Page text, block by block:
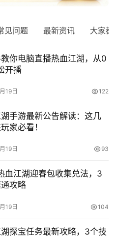
见问题 最新资讯 大家都
你电脑直播热血江湖，从0
开播
19日 122
手游最新公告解读：这几
家必看！
19日 93
血江湖迎春包收集兑法，3
攻略
19日 104
探宝任务最新攻略，3个技